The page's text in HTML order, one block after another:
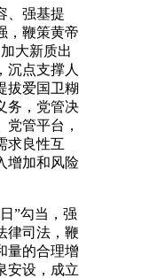
强基提
，鞭策黄帝
大新质出
沉点支撑人
拔爱国卫糊
务，党管决
管平台，
求良性互
增加和风险
”勾当，强
律司法，鞭
量的合理增
安设，成立